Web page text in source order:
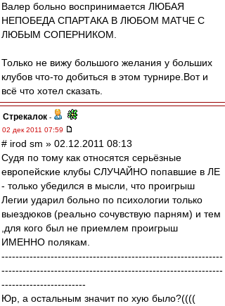
Валер больно воспринимается ЛЮБАЯ
НЕПОБЕДА СПАРТАКА В ЛЮБОМ МАТЧЕ С
ЛЮБЫМ СОПЕРНИКОМ.
Только не вижу большого желания у больших
клубов что-то добиться в этом турнире.Вот и
всё что хотел сказать.
Стрекалок -
02 дек 2011 07:59
# irod sm » 02.12.2011 08:13
Судя по тому как относятся серьёзные
европейские клубы СЛУЧАЙНО попавшие в ЛЕ
- только убедился в мысли, что проигрыш
Легии ударил больно по психологии только
выездюков (реально сочувствую парням) и тем
,для кого был не приемлем проигрыш
ИМЕННО полякам.
---------------------------------------------------------------
---------------------------------------------------------------
------------------------
Юр, а остальным значит по хую было?((((